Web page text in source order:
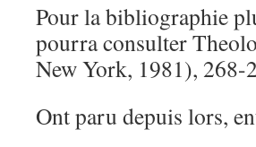
Pour la bibliographie
pourra consulter
New York, 1981), 268-
Ont paru depuis lors,